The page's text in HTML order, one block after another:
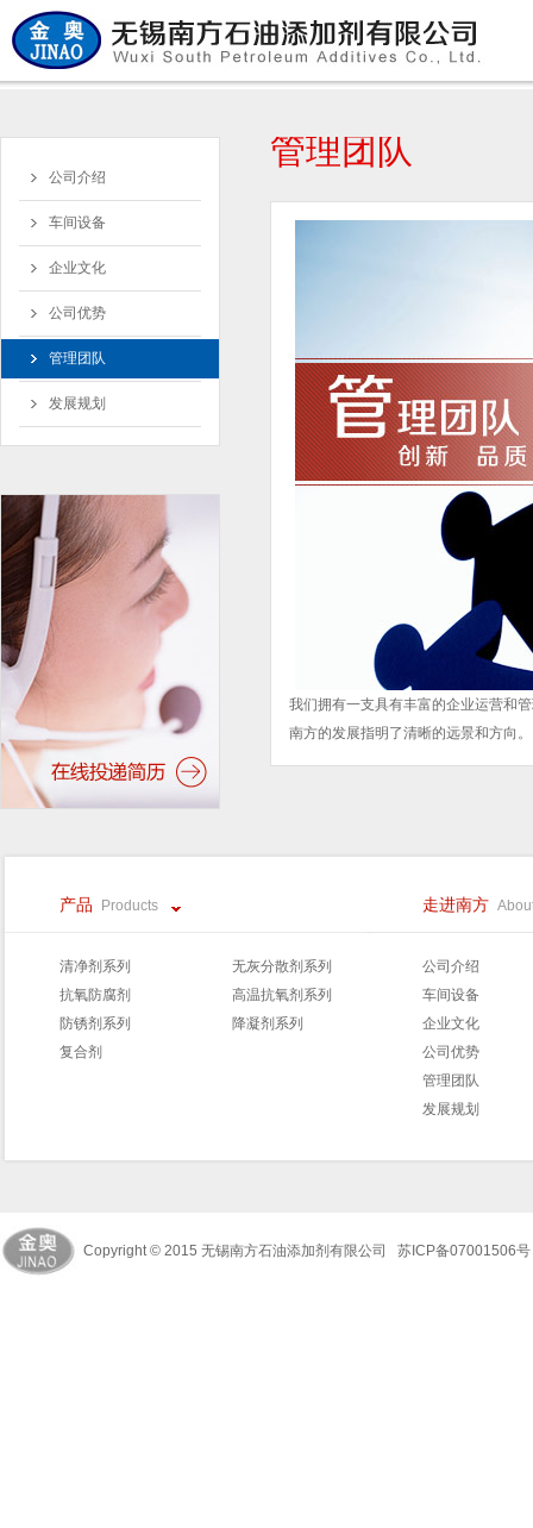
公司介绍
车间设备
企业文化
公司优势
管理团队
发展规划
管理团队
我们拥有一支具有丰富的企业运营和
南方的发展指明了清晰的远景和方向。
产品 Products
清净剂系列
无灰分散剂系列
抗氧防腐剂
高温抗氧剂系列
防锈剂系列
降凝剂系列
复合剂
走进南方
公司介绍
车间设备
企业文化
公司优势
管理团队
发展规划
Copyright © 2015 无锡南方石油添加剂有限公司 苏ICP备07001506